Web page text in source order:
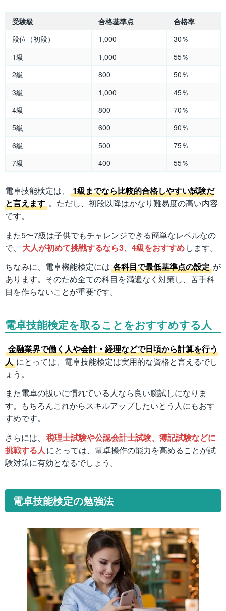
受験級 合格基準点
合格率
段位（初段）
1,000
30％
1級
1,000
55％
2級
800
50％
3級
1,000
45％
4級
800
70％
5級
600
90％
6級
500
75％
7級
400 55％
電卓技能検定は、
1級までなら比較的合格しやすい試験だ
と言えます 。ただし、初段以降はかなり難易度の高い内容
です。
また5〜7級は子供でもチャレンジできる簡単なレベルなの
で、
大人が初めて挑戦するなら3、4級をおすすめ します。
ちなみに、電卓機能検定には 各科目で最低基準点の設定 が
あります。そのため全ての科目を満遍なく対策し、苦手科
目を作らないことが重要です。
電卓技能検定を取ることをおすすめする人
金融業界で働く人や会計・経理などで日頃から計算を行う
人 にとっては、電卓技能検定は実用的な資格と言えるでし
ょう。
また電卓の扱いに慣れている人なら良い腕試しになりま
す。もちろんこれからスキルアップしたいとう人にもおす
すめです。
さらには、 税理士試験や公認会計士試験、簿記試験などに
挑戦する人にとっては、電卓操作の能力を高めることが試
験対策に有効となるでしょう。
電卓技能検定の勉強法